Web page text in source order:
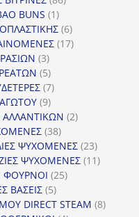
BUNS 11
προϊόν
66
προϊόντα
1717
33
προϊόντα
55
προϊόντα
77
99
προϊόντα
ΑΛΛΑΝΤΙΚΩΝ 22
3838
προϊόντα
ΨΥΧΟΜΕΝΕΣ 2323
προϊόντα
ΨΥΧΟΜΕΝΕΣ 1111
ΦΟΥΡΝΟΙ 2525
ΒΑΣΕΙΣ 55
προϊόντα
DIRECT STEAM 88